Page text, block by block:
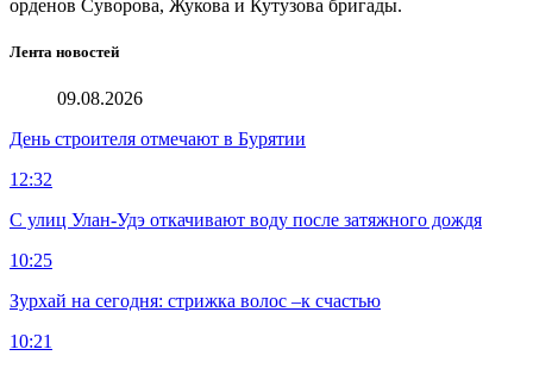
орденов Суворова, Жукова и Кутузова бригады.
Лента новостей
09.08.2026
День строителя отмечают в Бурятии
12:32
С улиц Улан-Удэ откачивают воду после затяжного дождя
10:25
Зурхай на сегодня: стрижка волос –к счастью
10:21